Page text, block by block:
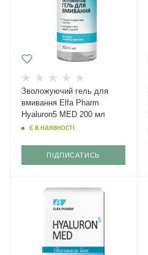
Зволожуючий гель для
вмивання Elfa Pharm
Hyaluron5 MED 200 мл
є в наявності
ПІДПИСАТИСЬ